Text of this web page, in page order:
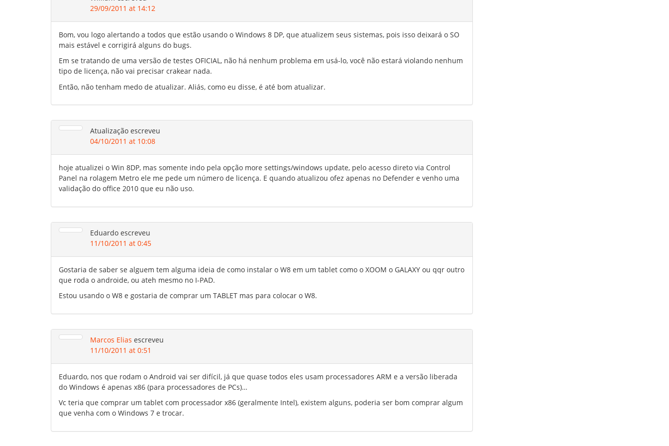
29/09/2011 at 14:12
Bom, vou logo alertando a todos que estão usando o Windows 8 DP, que atualizem seus sistemas, pois isso deixará o SO
mais estável e corrigirá alguns do bugs.
Em se tratando de uma versão de testes OFICIAL, não há nenhum problema em usá-lo, você não estará violando nenhum
tipo de licença, não vai precisar crakear nada.
Então, não tenham medo de atualizar. Aliás, como eu disse, é até bom atualizar.
Atualização escreveu
04/10/2011 at 10:08
hoje atualizei o Win 8DP, mas somente indo pela opção more settings/windows update, pelo acesso direto via Control
Panel na rolagem Metro ele me pede um número de licença. E quando atualizou ofez apenas no Defender e venho uma
validação do office 2010 que eu não uso.
Eduardo escreveu
11/10/2011 at 0:45
Gostaria de saber se alguem tem alguma ideia de como instalar o W8 em um tablet como o XOOM o GALAXY ou qqr outro
que roda o androide, ou ateh mesmo no I-PAD.
Estou usando o W8 e gostaria de comprar um TABLET mas para colocar o W8.
Marcos Elias escreveu
11/10/2011 at 0:51
Eduardo, nos que rodam o Android vai ser difícil, já que quase todos eles usam processadores ARM e a versão liberada
do Windows é apenas x86 (para processadores de PCs)…
Vc teria que comprar um tablet com processador x86 (geralmente Intel), existem alguns, poderia ser bom comprar algum
que venha com o Windows 7 e trocar.